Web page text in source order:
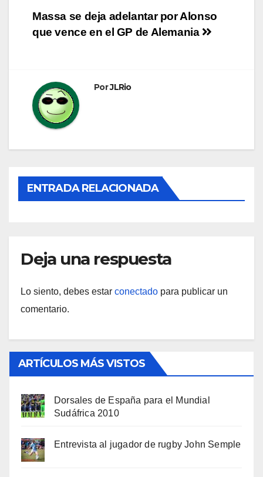
Navegación
de
Massa se deja adelantar por Alonso
que vence en el GP de Alemania
PorJLRio
ENTRADA RELACIONADA
Deja una respuesta
Lo siento, debes estar conectado para publicar un
comentario.
ARTÍCULOS MÁS VISTOS
Dorsales de España para el Mundial
Sudáfrica 2010
Entrevista al jugador de rugby John Semple